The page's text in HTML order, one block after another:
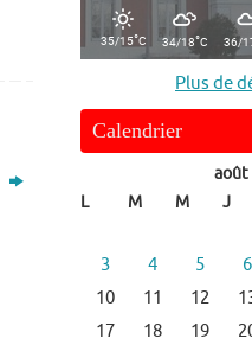
35/15°C 34/18°C 36/
Plus de
Calendrier
août
L
M M J
3
4 5 6
10
11 12
17
18 19